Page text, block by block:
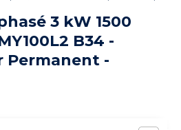
3 kW 1500
B34 -
Permanent -